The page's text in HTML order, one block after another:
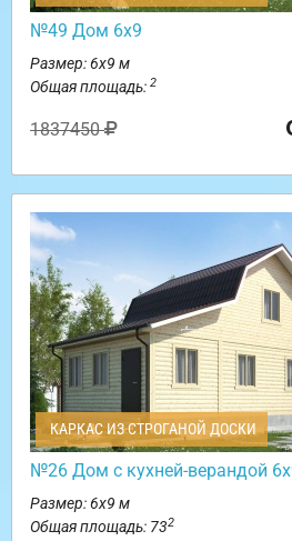
№49 Дом 6х9
Размер: 6х9 м
Общая площадь: 2
1837450
КАРКАС ИЗ СТРОГАНОЙ ДОСКИ
№26 Дом с кухней-верандой
Размер: 6х9 м
Общая площадь: 732